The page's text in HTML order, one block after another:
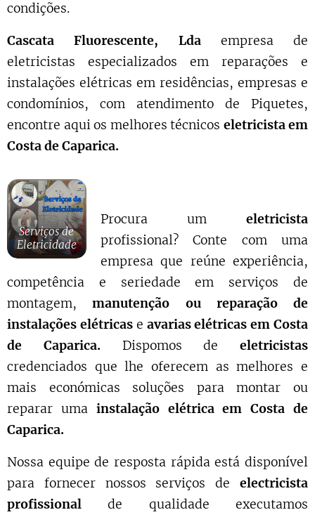
condições.
Cascata Fluorescente, Ldaempresa de
eletricistas especializados em reparações e
instalações elétricas em residências, empresas e
condomínios, com atendimento de Piquetes,
encontre aqui os melhores técnicos eletricista em
Costa de Caparica.
Serviços de
Eletricidade
Procura um eletricista
profissional? Conte com uma
empresa que reúne experiência,
competência e seriedade em serviços de
montagem,manutenção ou reparação de
instalações elétricas e avarias elétricas em Costa
de Caparica. Dispomos de eletricistas
credenciados que lhe oferecem as melhores e
mais económicas soluções para montar ou
reparar uma instalação elétrica em Costa de
Caparica.
Nossa equipe de resposta rápida está disponível
para fornecer nossos serviços de electricista
profissional de qualidade executamos